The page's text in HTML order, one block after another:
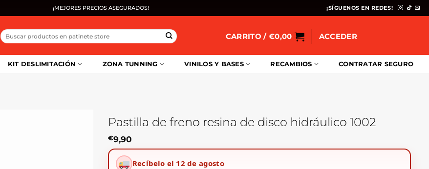
¡MEJORES PRECIOS ASEGURADOS! ¡SÍGUENOS EN REDES!
Buscar
por:
CARRITO / €0,00 ACCEDER
KIT DESLIMITACIÓN ZONA TUNNING VINILOS Y BASES RECAMBIOS CONTRATAR SEGURO
Pastilla de freno resina de disco hidráulico 1002
€9,90
Recíbelo el 12 de agosto